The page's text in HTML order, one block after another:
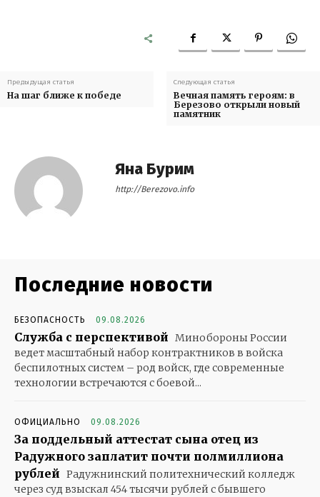
Предыдущая статья
На шаг ближе к победе
Следующая статья
Вечная память героям: в
Березово открыли новый
памятник
Яна Бурим
http://Berezovo.info
Последние новости
БЕЗОПАСНОСТЬ 09.08.2026
Служба с перспективой Минобороны России
ведет масштабный набор контрактников в войска
беспилотных систем – род войск, где современные
технологии встречаются с боевой...
ОФИЦИАЛЬНО 09.08.2026
За поддельный аттестат сына отец из
Радужного заплатит почти полмиллиона
рублей Радужнинский политехнический колледж
через суд взыскал 454 тысячи рублей с бывшего